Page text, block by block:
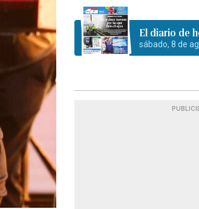
El diario de
sábado, 8 de